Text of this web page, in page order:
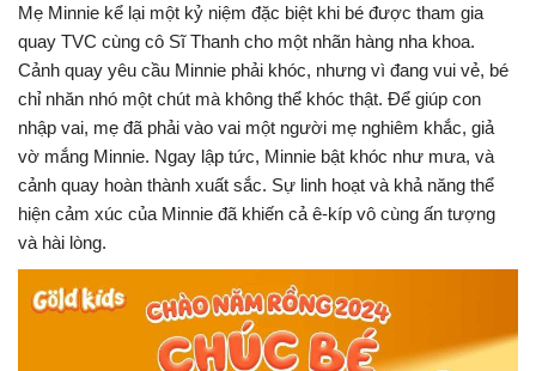
Mẹ Minnie kể lại một kỷ niệm đặc biệt khi bé được tham gia
quay TVC cùng cô Sĩ Thanh cho một nhãn hàng nha khoa.
Cảnh quay yêu cầu Minnie phải khóc, nhưng vì đang vui vẻ, bé
chỉ nhăn nhó một chút mà không thể khóc thật. Để giúp con
nhập vai, mẹ đã phải vào vai một người mẹ nghiêm khắc, giả
vờ mắng Minnie. Ngay lập tức, Minnie bật khóc như mưa, và
cảnh quay hoàn thành xuất sắc. Sự linh hoạt và khả năng thể
hiện cảm xúc của Minnie đã khiến cả ê-kíp vô cùng ấn tượng
và hài lòng.